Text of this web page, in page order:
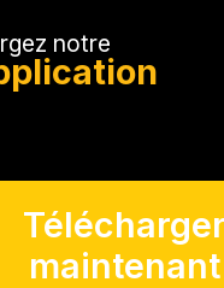
notre
Télécharger
maintenant